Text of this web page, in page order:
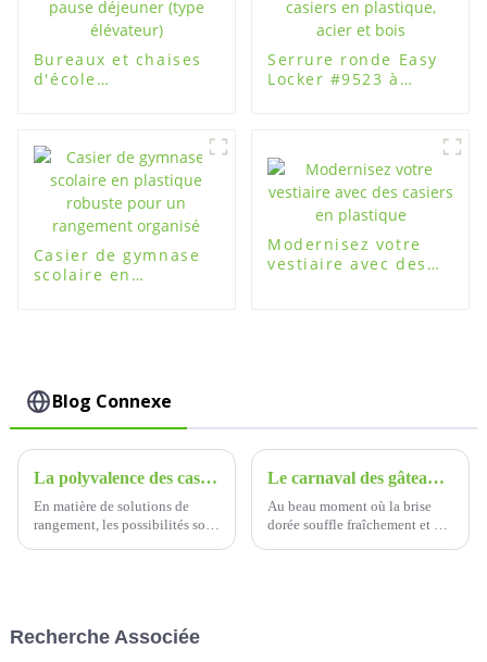
Bureaux et chaises
d'école
(type élévateur)
Serrure ronde Easy
Locker #9523 à
et bois
Casier de gymnase
scolaire en
Modernisez votre
vestiaire avec des
Blog Connexe
La polyvalence des casiers de rangement ABS - Solutions de stockage pratiques et durables
En matière de solutions de
rangement, les possibilités sont
Le carnaval des gâteaux de la fête de la mi-automne 2024 s'est parfaitement terminé - Xiamen Fuguitong-easylocker
Au beau moment où la brise
dorée souffle fraîchement et où
Recherche Associée